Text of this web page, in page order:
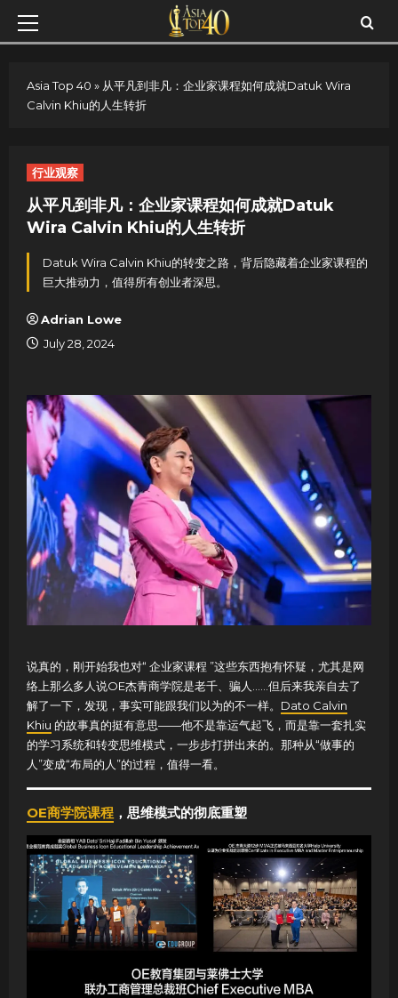
Skip
Primary
Asia Top 40 » 从平凡到非凡：企业家课程如何成就Datuk Wira
Calvin Khiu的人生转折
行业观察
从平凡到非凡：企业家课程如何成就Datuk
Wira Calvin Khiu的人生转折
Datuk Wira Calvin Khiu的转变之路，背后隐藏着企业家课程的
巨大推动力，值得所有创业者深思。
Adrian Lowe
July 28, 2024
说真的，刚开始我也对“ 企业家课程 ”这些东西抱有怀疑，尤其是网
络上那么多人说OE杰青商学院是老千、骗人……但后来我亲自去了
解了一下，发现，事实可能跟我们以为的不一样。 Dato Calvin
Khiu 的故事真的挺有意思——他不是靠运气起飞，而是靠一套扎实
的学习系统和转变思维模式，一步步打拼出来的。那种从“做事的
人”变成“布局的人”的过程，值得一看。
OE商学院课程 ，思维模式的彻底重塑